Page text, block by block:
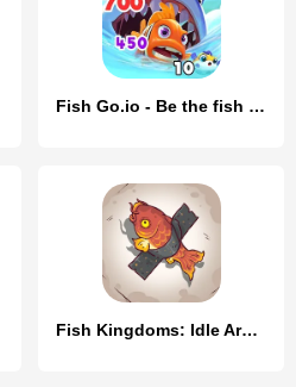
Fish Go.io - Be the fish king
Fish Kingdoms: Idle Arena